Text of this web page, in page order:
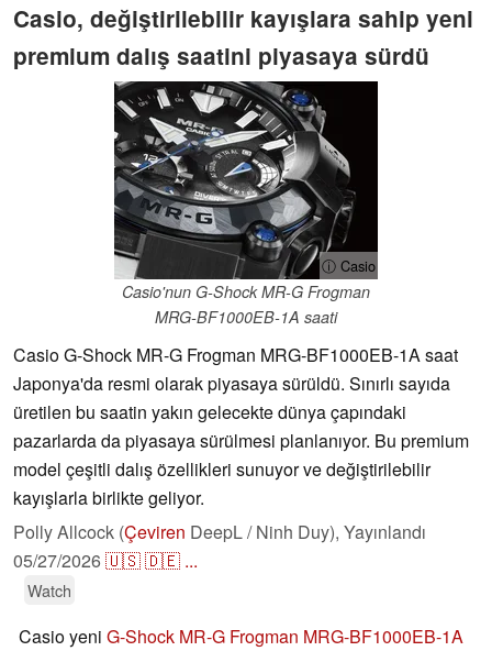
Casio, değiştirilebilir kayışlara sahip yeni
premium dalış saatini piyasaya sürdü
ⓘ Casio
Casio'nun G-Shock MR-G Frogman
MRG-BF1000EB-1A saati
Casio G-Shock MR-G Frogman MRG-BF1000EB-1A saat
Japonya'da resmi olarak piyasaya sürüldü. Sınırlı sayıda
üretilen bu saatin yakın gelecekte dünya çapındaki
pazarlarda da piyasaya sürülmesi planlanıyor. Bu premium
model çeşitli dalış özellikleri sunuyor ve değiştirilebilir
kayışlarla birlikte geliyor.
Polly Allcock (Çeviren DeepL / Ninh Duy), Yayınlandı
05/27/2026🇺🇸🇩🇪 ...
Watch
Casio yeni G-Shock MR-G Frogman MRG-BF1000EB-1A